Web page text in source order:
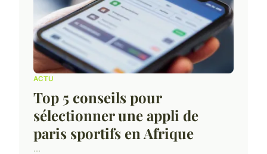
ACTU
Top 5 conseils pour
sélectionner une appli de
paris sportifs en Afrique
...